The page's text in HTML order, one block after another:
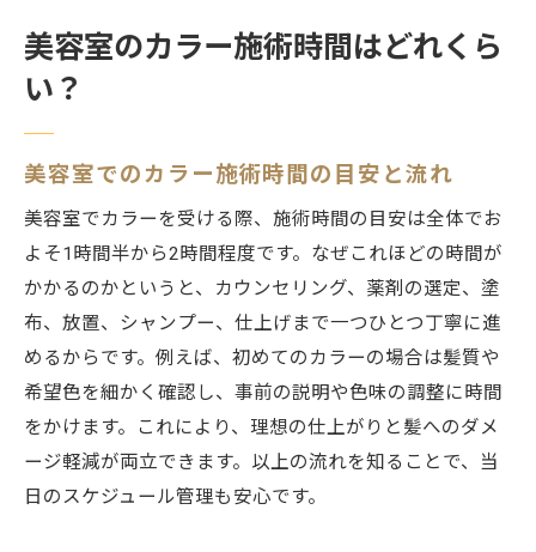
美容室のカラー施術時間はどれくら
い？
美容室でのカラー施術時間の目安と流れ
美容室でカラーを受ける際、施術時間の目安は全体でお
よそ1時間半から2時間程度です。なぜこれほどの時間が
かかるのかというと、カウンセリング、薬剤の選定、塗
布、放置、シャンプー、仕上げまで一つひとつ丁寧に進
めるからです。例えば、初めてのカラーの場合は髪質や
希望色を細かく確認し、事前の説明や色味の調整に時間
をかけます。これにより、理想の仕上がりと髪へのダメ
ージ軽減が両立できます。以上の流れを知ることで、当
日のスケジュール管理も安心です。